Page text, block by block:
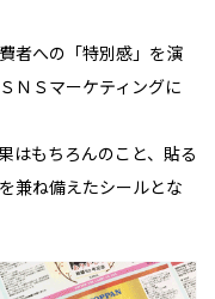
者への「特別感」を演
ＮＳマーケティングに
はもちろんのこと、貼る
兼ね備えたシールとな